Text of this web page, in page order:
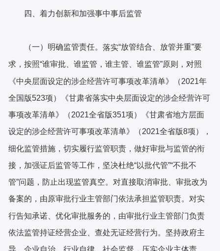
四、着力创新和加强事中事后监管
（一）明确监管责任。落实“放管结合、放管并重”要
求，按照“谁审批、谁监管，谁主管、谁监管”原则，对照
《中央层面设定的涉企经营许可事项改革清单》（2021年
全国版523项）《甘肃省落实中央层面设定的涉企经营许可
事项改革清单》（2021全省版351项）《甘肃省地方层面
设定的涉企经营许可事项改革清单》（2021全省版8项），
细化监管措施，切实履行监管职责，做好审批与监管的衔
接，加强证后监管等工作，坚决杜绝“以批代管”“不批不
管”问题，防止出现监管真空。对直接取消审批、审批改为
备案的，由原审批行业主管部门依法承担监管职责。对实
行告知承诺、优化审批服务的，由审批行业主管部门负责
依法监管持证经营企业、查处无证经营行为。坚持政府主